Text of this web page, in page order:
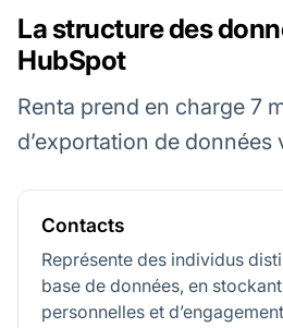
La structure des
HubSpot
Renta prend en charge 7
d’exportation de données
Contacts
Représente des individus
base de données, en
personnelles et